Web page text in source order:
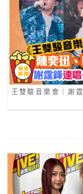
王雙駿音樂會｜謝